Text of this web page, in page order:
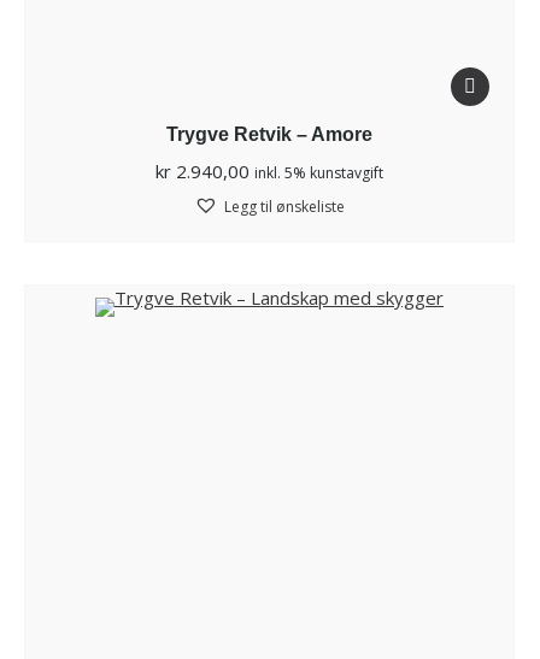
Trygve Retvik – Amore
kr 2.940,00 inkl. 5% kunstavgift
Legg til ønskeliste